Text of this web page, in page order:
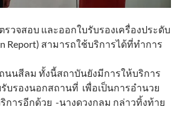
วจสอบ และออกใบรับรองเครื่องประดับ
Report) สามารถใช้บริการได้ที่ทำการ
นนสีลม ทั้งนี้สถาบันยังมีการให้บริการ
บรองนอกสถานที่ เพื่อเป็นการอำนวย
การอีกด้วย -นางดวงกลม กล่าวทิ้งท้าย